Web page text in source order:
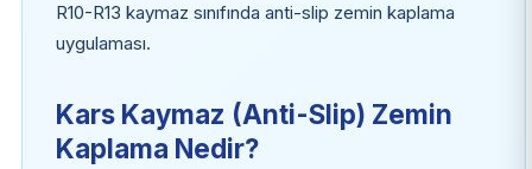
R10-R13 kaymaz sınıfında anti-slip zemin kaplama
uygulaması.
Kars Kaymaz (Anti-Slip) Zemin
Kaplama Nedir?